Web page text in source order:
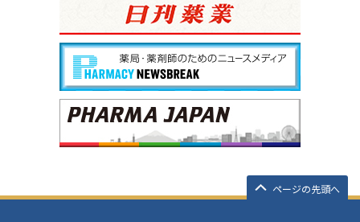
ページの先頭へ